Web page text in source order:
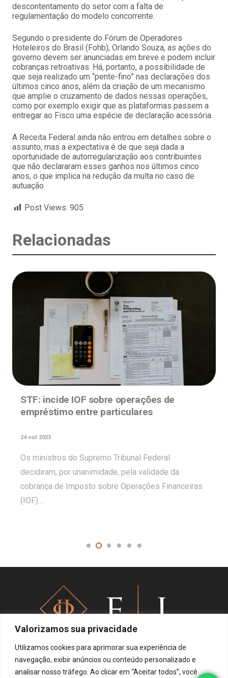
Valorizamos sua privacidade
Utilizamos cookies para aprimorar sua experiência de
navegação, exibir anúncios ou conteúdo personalizado e
analisar nosso tráfego. Ao clicar em “Aceitar todos”, você
descontentamento do setor com a falta de
regulamentação do modelo concorrente.
Segundo o presidente do Fórum de Operadores
Hoteleiros do Brasil (Fohb), Orlando Souza, as ações do
governo devem ser anunciadas em breve e podem incluir
cobranças retroativas. Há, portanto, a possibilidade de
que seja realizado um “pente-fino” nas declarações dos
últimos cinco anos, além da criação de um mecanismo
que amplie o cruzamento de dados nessas operações,
como por exemplo exigir que as plataformas passem a
entregar ao Fisco uma espécie de declaração acessória.
A Receita Federal ainda não entrou em detalhes sobre o
assunto, mas a expectativa é de que seja dada a
oportunidade de autorregularização aos contribuintes
que não declararam esses ganhos nos últimos cinco
anos, o que implica na redução da multa no caso de
autuação
Post Views: 905
Relacionadas
STF: incide IOF sobre operações de
empréstimo entre particulares
24 out 2023
Os ministros do Supremo Tribunal Federal
decidiram, por unanimidade, pela validade da
cobrança de Imposto sobre Operações Financeiras
(IOF)…
Política de privacidade